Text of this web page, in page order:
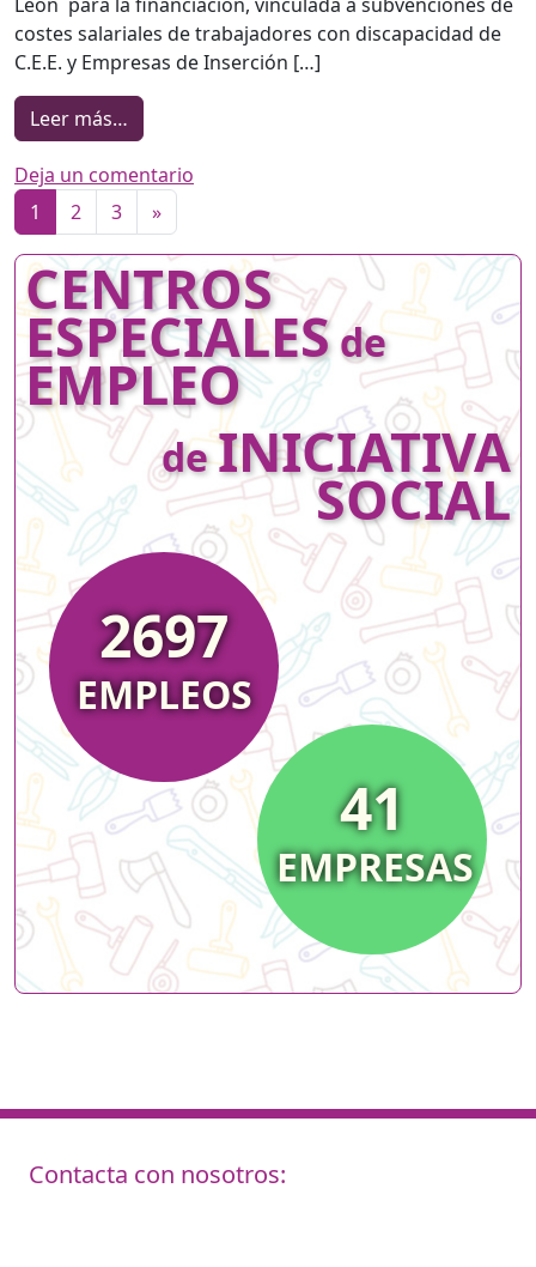
costes salariales de trabajadores con discapacidad de
C.E.E. y Empresas de Inserción […]
Leer más…
Deja un comentario
Navegación de entradas
1 2 3 »
CENTROS
ESPECIALESde
EMPLEO
deINICIATIVA
SOCIAL
2697
EMPLEOS
41
EMPRESAS
Contacta con nosotros: